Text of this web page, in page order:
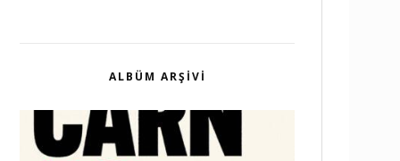
ALBÜM ARŞIVI